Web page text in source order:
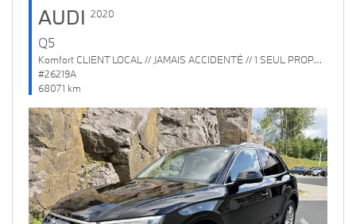
AUDI 2020
Q5
Komfort CLIENT LOCAL // JAMAIS ACCIDENTÉ // 1 SEUL PROPRIO
#26219A
68071 km